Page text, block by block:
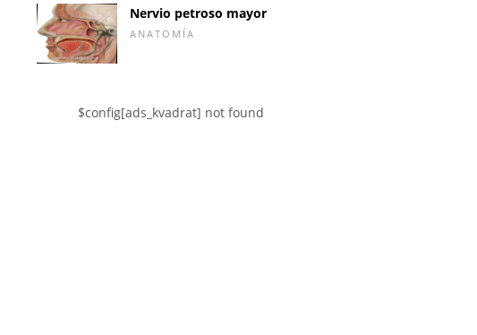
Nervio petroso mayor
ANATOMÍA
$config[ads_kvadrat] not found